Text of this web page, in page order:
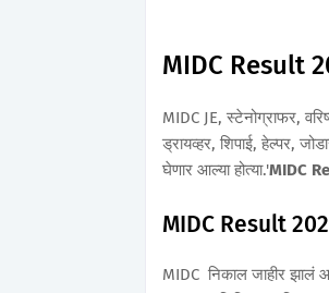
MIDC Result
MIDC JE, स्टेनोग्राफर,
ड्रायव्हर, शिपाई, हेल्पर,
घेणार आल्या होत्या.'MIDC
MIDC Result
MIDC निकाल जाहीर झालं